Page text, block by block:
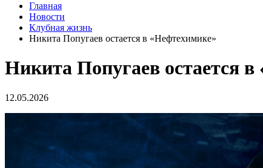
Главная
Новости
Клубная жизнь
Никита Попугаев остается в «Нефтехимике»
Никита Попугаев остается
12.05.2026